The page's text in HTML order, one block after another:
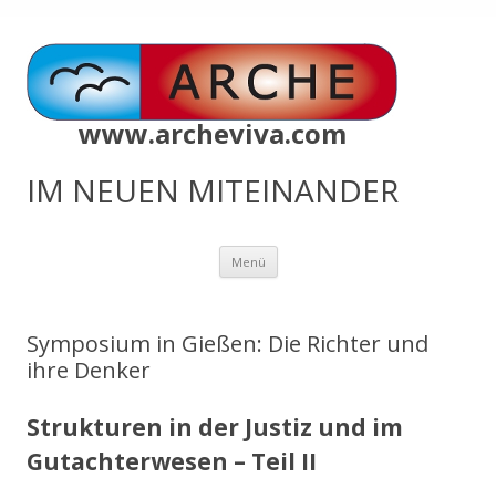
www.archeviva.com
IM NEUEN MITEINANDER
Menü Zum
springen
Symposium in Gießen: Die Richter und
ihre Denker
Strukturen in der Justiz und im
Gutachterwesen – Teil II